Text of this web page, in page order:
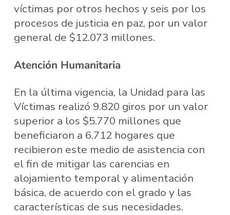
víctimas por otros hechos y seis por los
procesos de justicia en paz, por un valor
general de $12.073 millones.
Atención Humanitaria
En la última vigencia, la Unidad para las
Víctimas realizó 9.820 giros por un valor
superior a los $5.770 millones que
beneficiaron a 6.712 hogares que
recibieron este medio de asistencia con
el fin de mitigar las carencias en
alojamiento temporal y alimentación
básica, de acuerdo con el grado y las
características de sus necesidades.